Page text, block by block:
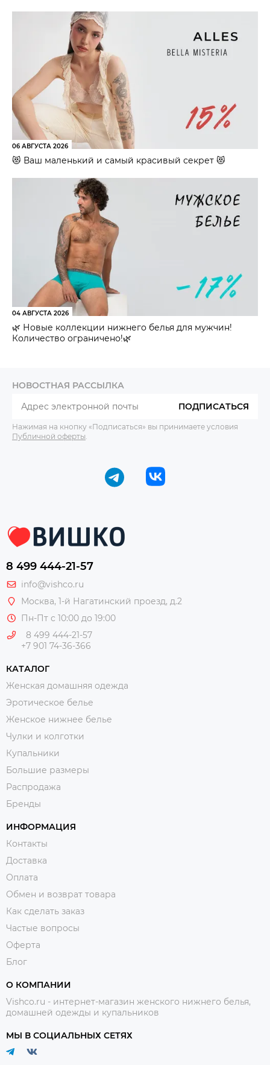
06 АВГУСТА 2026
😻 Ваш маленький и самый красивый секрет 😻
04 АВГУСТА 2026
🌿 Новые коллекции нижнего белья для мужчин!
Количество ограничено!🌿
НОВОСТНАЯ РАССЫЛКА
ПОДПИСАТЬСЯ
Нажимая на кнопку «Подписаться» вы принимаете условия
Публичной оферты
8 499 444-21-57
info@vishco.ru
Москва, 1-й Нагатинский проезд, д.2
Пн-Пт с 10:00 до 19:00
8 499 444-21-57
+7 901 74-36-366
КАТАЛОГ
Женская домашняя одежда
Эротическое белье
Женское нижнее белье
Чулки и колготки
Купальники
Большие размеры
Распродажа
Бренды
ИНФОРМАЦИЯ
Контакты
Доставка
Оплата
Обмен и возврат товара
Как сделать заказ
Частые вопросы
Оферта
Блог
О КОМПАНИИ
Vishco.ru - интернет-магазин женского нижнего белья,
домашней одежды и купальников
МЫ В СОЦИАЛЬНЫХ СЕТЯХ